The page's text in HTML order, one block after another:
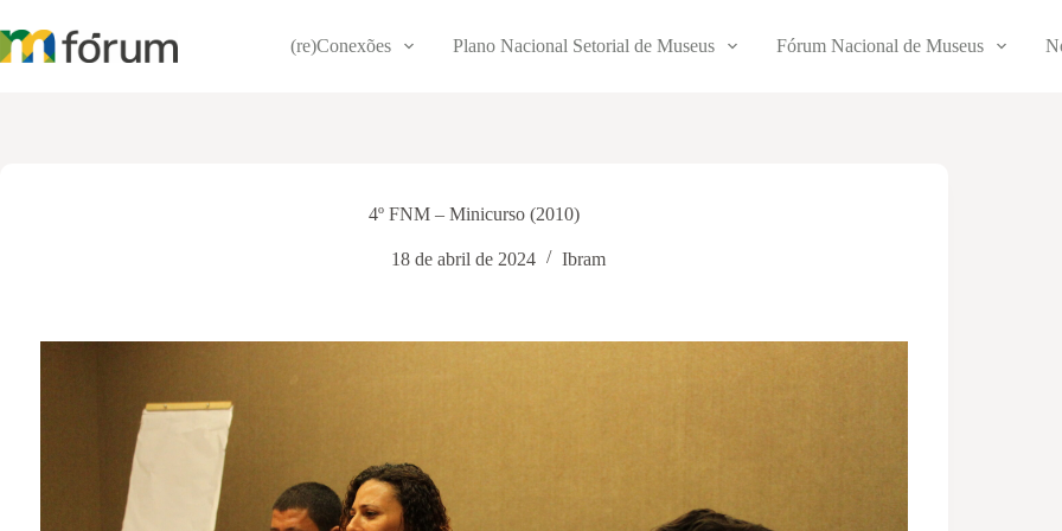
para
o
(re)Conexões Plano Nacional Setorial de Museus Fórum Nacional de Museus
4º FNM – Minicurso (2010)
18 de abril de 2024 Ibram